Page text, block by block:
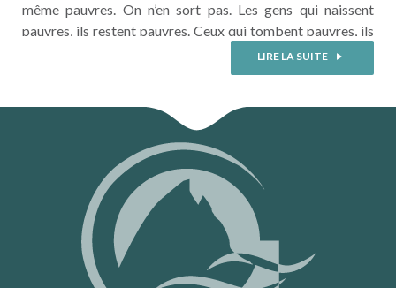
même pauvres. On n’en sort pas. Les gens qui naissent
pauvres, ils restent pauvres. Ceux qui tombent pauvres, ils
restent pauvres. On doit avoir un truc qui permette aux
LIRE LA SUITE
LIRE LA SUITE